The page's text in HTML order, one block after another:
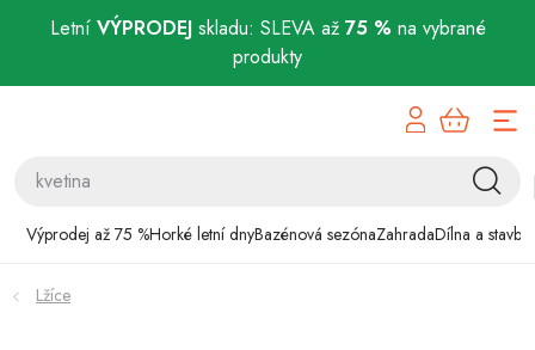
Letní VÝPRODEJskladu: SLEVA až 75 % na vybrané
produkty
Výprodej až 75 %Horké letní dnyBazénová sezónaZahradaDílna a stavba
Bazénová sezóna
Zahrada
Lžíce